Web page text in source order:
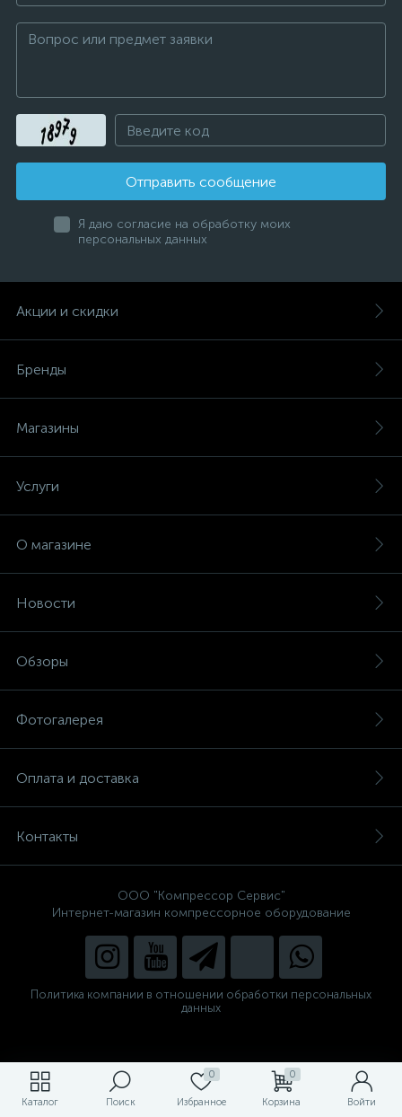
Каталог Поиск
0
Избранное
0
Корзина Войти
Отправить сообщение
Я даю согласие на обработку моих
персональных данных
Акции и скидки
Бренды
Магазины
Услуги
О магазине
Новости
Обзоры
Фотогалерея
Оплата и доставка
Контакты
ООО "Компрессор Сервис"
Интернет-магазин компрессорное оборудование
Политика компании в отношении обработки персональных
данных